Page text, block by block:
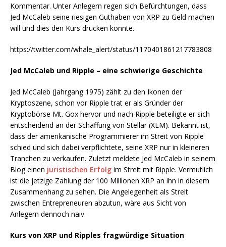
Kommentar. Unter Anlegern regen sich Befürchtungen, dass
Jed McCaleb seine riesigen Guthaben von XRP zu Geld machen
will und dies den Kurs drücken könnte.
https://twitter.com/whale_alert/status/1170401861217783808
Jed McCaleb und Ripple – eine schwierige Geschichte
Jed McCaleb (Jahrgang 1975) zählt zu den Ikonen der
Kryptoszene, schon vor Ripple trat er als Gründer der
Kryptobörse Mt. Gox hervor und nach Ripple beteiligte er sich
entscheidend an der Schaffung von Stellar (XLM). Bekannt ist,
dass der amerikanische Programmierer im Streit von Ripple
schied und sich dabei verpflichtete, seine XRP nur in kleineren
Tranchen zu verkaufen. Zuletzt meldete Jed McCaleb in seinem
Blog einen juristischen Erfolg im Streit mit Ripple. Vermutlich
ist die jetzige Zahlung der 100 Millionen XRP an ihn in diesem
Zusammenhang zu sehen. Die Angelegenheit als Streit
zwischen Entrepreneuren abzutun, wäre aus Sicht von
Anlegern dennoch naiv.
Kurs von XRP und Ripples fragwürdige Situation